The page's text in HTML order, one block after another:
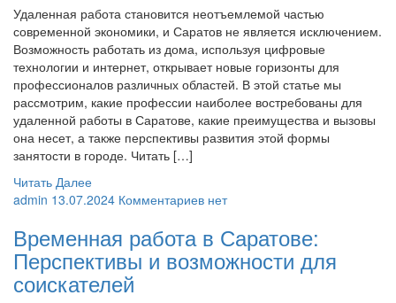
Удаленная работа становится неотъемлемой частью
современной экономики, и Саратов не является исключением.
Возможность работать из дома, используя цифровые
технологии и интернет, открывает новые горизонты для
профессионалов различных областей. В этой статье мы
рассмотрим, какие профессии наиболее востребованы для
удаленной работы в Саратове, какие преимущества и вызовы
она несет, а также перспективы развития этой формы
занятости в городе. Читать […]
Читать Далее
admin 13.07.2024 Комментариев нет
Временная работа в Саратове:
Перспективы и возможности для
соискателей